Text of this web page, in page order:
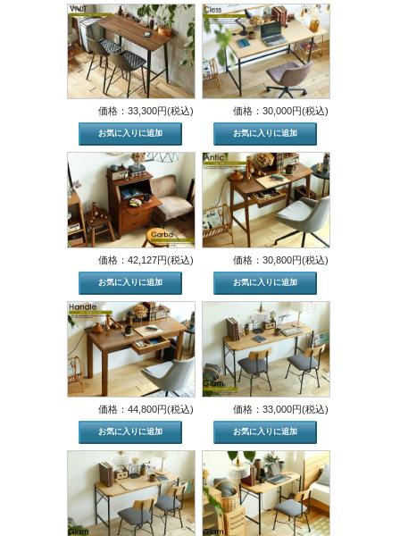
価格：33,300円(税込) 価格：30,000円(税込)
価格：42,127円(税込) 価格：30,800円(税込)
価格：44,800円(税込) 価格：33,000円(税込)